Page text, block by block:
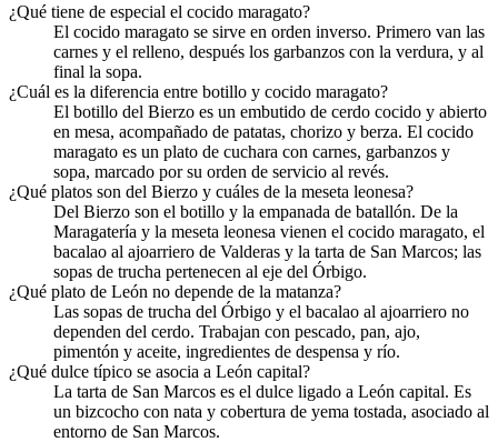
¿Qué tiene de especial el cocido maragato?
El cocido maragato se sirve en orden inverso. Primero van las
carnes y el relleno, después los garbanzos con la verdura, y al
final la sopa.
¿Cuál es la diferencia entre botillo y cocido maragato?
El botillo del Bierzo es un embutido de cerdo cocido y abierto
en mesa, acompañado de patatas, chorizo y berza. El cocido
maragato es un plato de cuchara con carnes, garbanzos y
sopa, marcado por su orden de servicio al revés.
¿Qué platos son del Bierzo y cuáles de la meseta leonesa?
Del Bierzo son el botillo y la empanada de batallón. De la
Maragatería y la meseta leonesa vienen el cocido maragato, el
bacalao al ajoarriero de Valderas y la tarta de San Marcos; las
sopas de trucha pertenecen al eje del Órbigo.
¿Qué plato de León no depende de la matanza?
Las sopas de trucha del Órbigo y el bacalao al ajoarriero no
dependen del cerdo. Trabajan con pescado, pan, ajo,
pimentón y aceite, ingredientes de despensa y río.
¿Qué dulce típico se asocia a León capital?
La tarta de San Marcos es el dulce ligado a León capital. Es
un bizcocho con nata y cobertura de yema tostada, asociado al
entorno de San Marcos.